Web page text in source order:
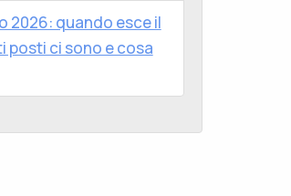
2026: quando esce il
posti ci sono e cosa